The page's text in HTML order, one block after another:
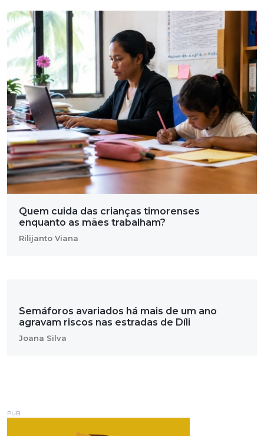
Quem cuida das crianças timorenses
enquanto as mães trabalham?
Rilijanto Viana
Semáforos avariados há mais de um ano
agravam riscos nas estradas de Díli
Joana Silva
PUB